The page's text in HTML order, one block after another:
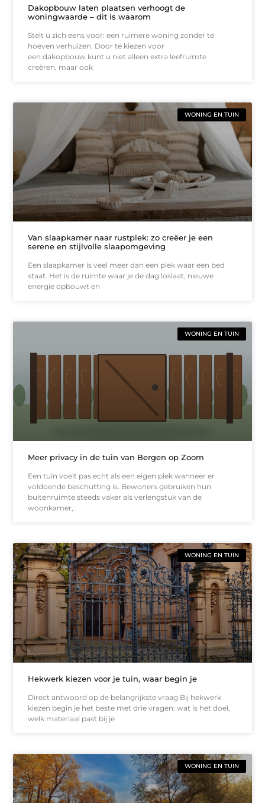
Dakopbouw laten plaatsen verhoogt de
woningwaarde – dit is waarom
Stelt u zich eens voor: een ruimere woning zonder te
hoeven verhuizen. Door te kiezen voor
een dakopbouw kunt u niet alleen extra leefruimte
creëren, maar ook
WONING EN TUIN
Van slaapkamer naar rustplek: zo creëer je een
serene en stijlvolle slaapomgeving
Een slaapkamer is veel meer dan een plek waar een bed
staat. Het is de ruimte waar je de dag loslaat, nieuwe
energie opbouwt en
WONING EN TUIN
Meer privacy in de tuin van Bergen op Zoom
Een tuin voelt pas echt als een eigen plek wanneer er
voldoende beschutting is. Bewoners gebruiken hun
buitenruimte steeds vaker als verlengstuk van de
woonkamer,
WONING EN TUIN
Hekwerk kiezen voor je tuin, waar begin je
Direct antwoord op de belangrijkste vraag Bij hekwerk
kiezen begin je het beste met drie vragen: wat is het doel,
welk materiaal past bij je
WONING EN TUIN